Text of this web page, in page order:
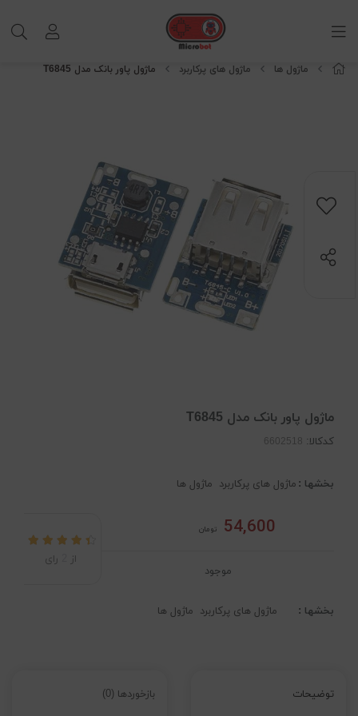
ماژول ها ماژول های پرکاربرد ماژول پاور بانک مدل T6845
ماژول پاور بانک مدل T6845
کدکالا:
بخشها : ماژول های پرکاربرد ماژول ها
54,600 تومان
موجود
از رای
بخشها : ماژول های پرکاربرد ماژول ها
توضیحات بازخوردها (0)